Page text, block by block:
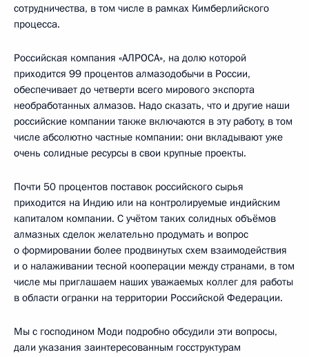
сотрудничества, в том числе в рамках Кимберлийского
процесса.
Российская компания «АЛРОСА», на долю которой
приходится 99 процентов алмазодобычи в России,
обеспечивает до четверти всего мирового экспорта
необработанных алмазов. Надо сказать, что и другие наши
российские компании также включаются в эту работу, в том
числе абсолютно частные компании: они вкладывают уже
очень солидные ресурсы в свои крупные проекты.
Почти 50 процентов поставок российского сырья
приходится на Индию или на контролируемые индийским
капиталом компании. С учётом таких солидных объёмов
алмазных сделок желательно продумать и вопрос
о формировании более продвинутых схем взаимодействия
и о налаживании тесной кооперации между странами, в том
числе мы приглашаем наших уважаемых коллег для работы
в области огранки на территории Российской Федерации.
Мы с господином Моди подробно обсудили эти вопросы,
дали указания заинтересованным госструктурам